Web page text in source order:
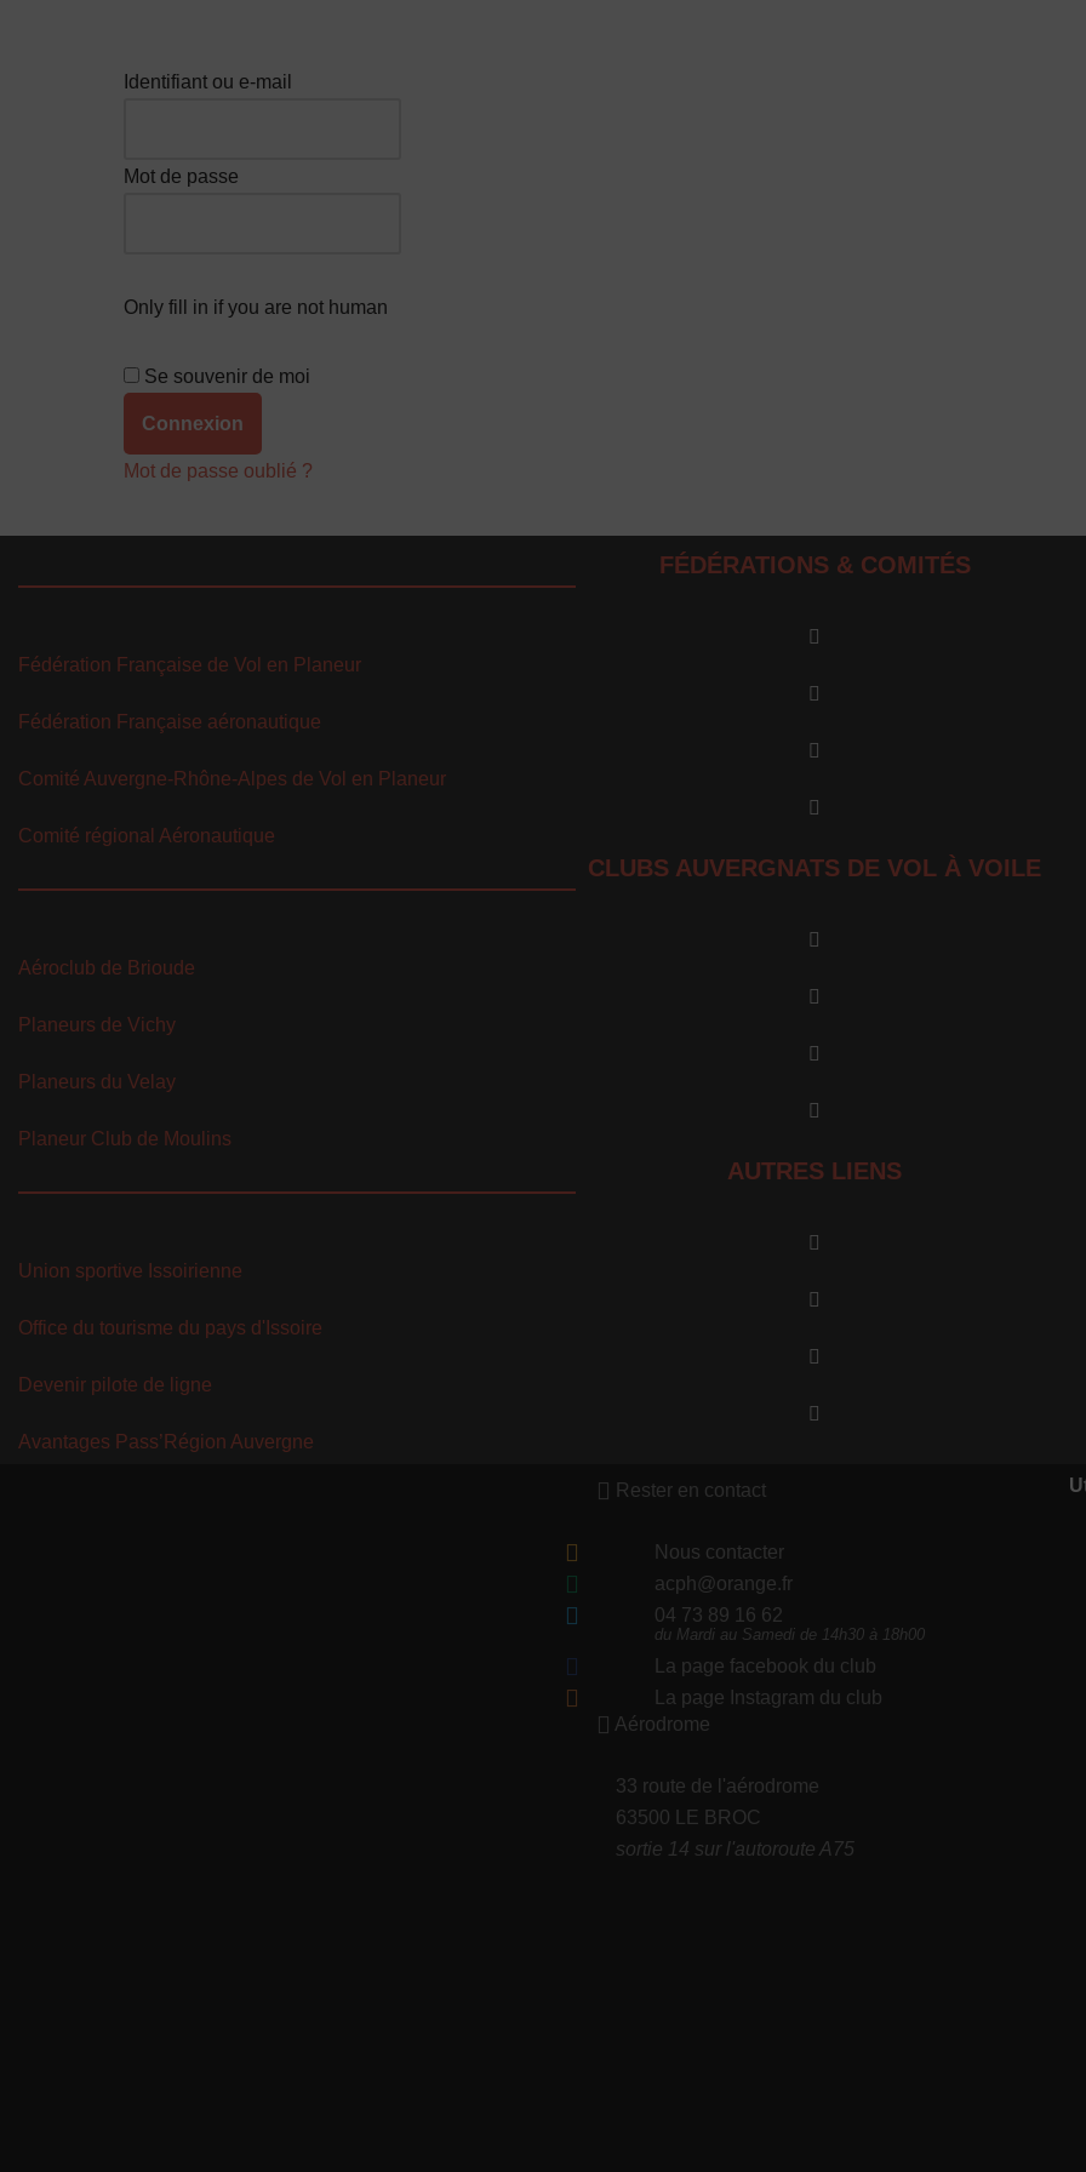
Identifiant ou e-mail
Mot de passe
Only fill in if you are not human
Se souvenir de moi
Mot de passe oublié ?
FÉDÉRATIONS & COMITÉS
Fédération Française de Vol en Planeur
Fédération Française aéronautique
Comité Auvergne-Rhône-Alpes de Vol en Planeur
Comité régional Aéronautique
CLUBS AUVERGNATS DE VOL À VOILE
Aéroclub de Brioude
Planeurs de Vichy
Planeurs du Velay
Planeur Club de Moulins
AUTRES LIENS
Union sportive Issoirienne
Office du tourisme du pays d'Issoire
Devenir pilote de ligne
Avantages Pass’Région Auvergne
Rester en contact
Nous contacter
acph@orange.fr
04 73 89 16 62
du Mardi au Samedi de 14h30 à 18h00
La page facebook du club
La page Instagram du club
Aérodrome
33 route de l'aérodrome
63500 LE BROC
sortie 14 sur l'autoroute A75